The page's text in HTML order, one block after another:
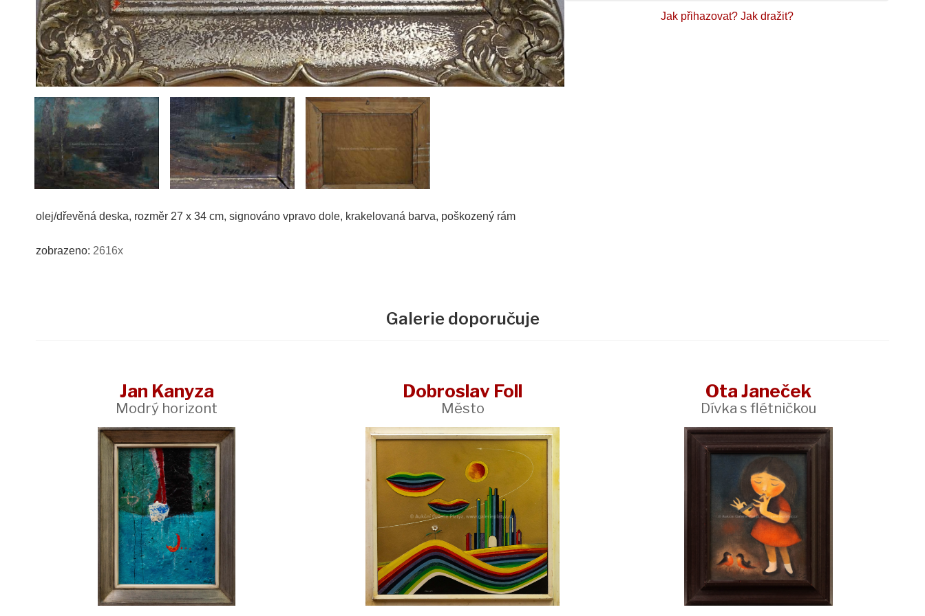
olej/dřevěná deska, rozměr 27 x 34 cm, signováno vpravo dole, krakelovaná barva, poškozený rám
zobrazeno: 2616x
Jak přihazovat? Jak dražit?
Galerie doporučuje
Jan Kanyza
Modrý horizont
Dobroslav Foll
Město
Ota Janeček
Dívka s flétničkou